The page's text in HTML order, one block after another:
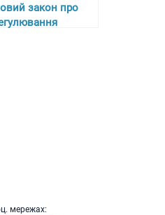
закон про
мережах: